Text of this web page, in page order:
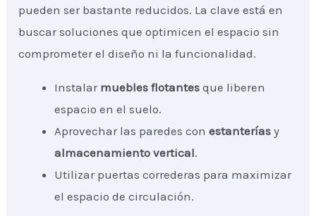
pueden ser bastante reducidos. La clave está en
buscar soluciones que optimicen el espacio sin
comprometer el diseño ni la funcionalidad.
Instalar muebles flotantes que liberen
espacio en el suelo.
Aprovechar las paredes conestanterías y
almacenamiento vertical.
Utilizar puertas correderas para maximizar
el espacio de circulación.